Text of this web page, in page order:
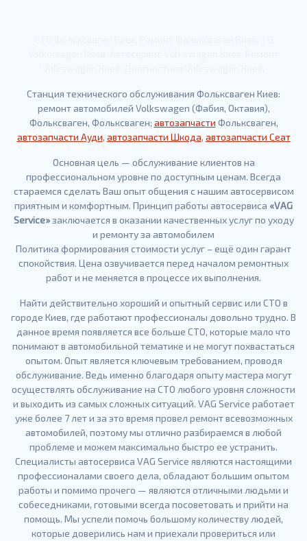
Станция технического обслуживания Фольксваген Киев:
ремонт автомобилей Volkswagen (Фабия, Октавия),
Фольксваген, Фольксваген; автозапчасти Фольксваген,
автозапчасти Ауди, автозапчасти Шкода, автозапчасти Сеат
Основная цель — обслуживание клиентов на
профессиональном уровне по доступным ценам. Всегда
стараемся сделать Ваш опыт общения с нашим автосервисом
приятным и комфортным. Принцип работы автосервиса «VAG
Service»заключается в оказании качественных услуг по уходу
и ремонту за автомобилем
Политика формирования стоимости услуг – ещё один гарант
спокойствия. Цена озвучивается перед началом ремонтных
работ и не меняется в процессе их выполнения.
Найти действительно хороший и опытный сервис или СТО в
городе Киев, где работают профессионалы довольно трудно. В
данное время появляется все больше СТО, которые мало что
понимают в автомобильной тематике и не могут похвастаться
опытом. Опыт является ключевым требованием, проводя
обслуживание. Ведь именно благодаря опыту мастера могут
осуществлять обслуживание на СТО любого уровня сложности
и выходить из самых сложных ситуаций. VAG Service работает
уже более 7 лет и за это время провел ремонт всевозможных
автомобилей, поэтому мы отлично разбираемся в любой
проблеме и можем максимально быстро ее устранить.
Специалисты автосервиса VAG Service являются настоящими
профессионалами своего дела, обладают большим опытом
работы и помимо прочего — являются отличными людьми и
собеседниками, готовыми всегда посоветовать и прийти на
помощь. Мы успели помочь большому количеству людей,
которые доверились нам и приехали провериться или